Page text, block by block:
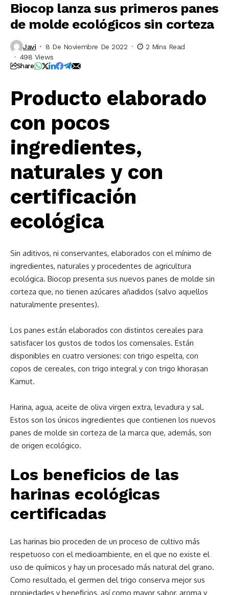
Biocop lanza sus primeros panes
de molde ecológicos sin corteza
Javi 8 De Noviembre De 2022
2 Mins Read
498 Views
Share
Producto elaborado
con pocos
ingredientes,
naturales y con
certificación
ecológica
Sin aditivos, ni conservantes, elaborados con el mínimo de
ingredientes, naturales y procedentes de agricultura
ecológica. Biocop presenta sus nuevos panes de molde sin
corteza que, no tienen azúcares añadidos (salvo aquellos
naturalmente presentes).
Los panes están elaborados con distintos cereales para
satisfacer los gustos de todos los comensales. Están
disponibles en cuatro versiones: con trigo espelta, con
copos de cereales, con trigo integral y con trigo khorasan
Kamut.
Harina, agua, aceite de oliva virgen extra, levadura y sal.
Estos son los únicos ingredientes que contienen los nuevos
panes de molde sin corteza de la marca que, además, son
de origen ecológico.
Los beneficios de las
harinas ecológicas
certificadas
Las harinas bio proceden de un proceso de cultivo más
respetuoso con el medioambiente, en el que no existe el
uso de químicos y hay un procesado más natural del grano.
Como resultado, el germen del trigo conserva mejor sus
propiedades y beneficios, así como mayor sabor, aroma y